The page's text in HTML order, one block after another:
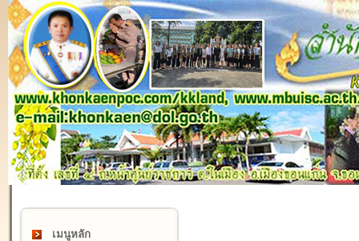
เมนูหลัก